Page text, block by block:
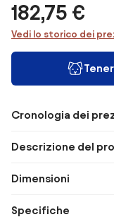
182,75 €
Vedi lo storico dei
Cronologia dei
Descrizione del
Dimensioni
Specifiche